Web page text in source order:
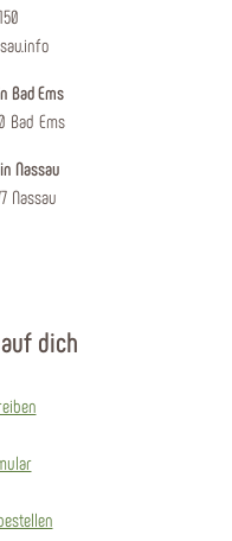
Bad Ems
Bad Ems
Nassau
Nassau
dich